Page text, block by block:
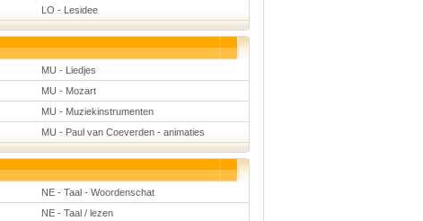
LO - Lesidee
MU - Liedjes
MU - Mozart
MU - Muziekinstrumenten
MU - Paul van Coeverden - animaties
NE - Taal - Woordenschat
NE - Taal / lezen